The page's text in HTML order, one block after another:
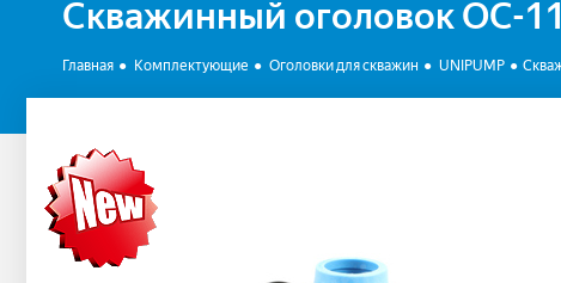
Скважинный оголовок ОС-
Главная Комплектующие Оголовки для скважин UNIPUMP